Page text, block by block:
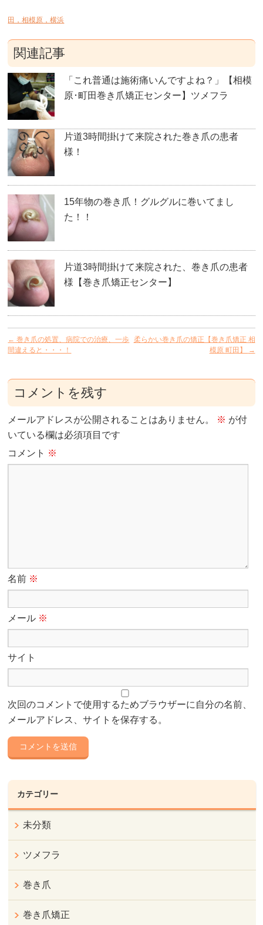
田，相模原，横浜
関連記事
「これ普通は施術痛いんですよね？」【相模
原･町田巻き爪矯正センター】ツメフラ
片道3時間掛けて来院された巻き爪の患者
様！
15年物の巻き爪！グルグルに巻いてまし
た！！
片道3時間掛けて来院された、巻き爪の患者
様【巻き爪矯正センター】
← 巻き爪の処置、病院での治療、一歩
間違えると・・・！
柔らかい巻き爪の矯正【巻き爪矯正 相
模原 町田】
→
コメントを残す
メールアドレスが公開されることはありません。 ※ が付
いている欄は必須項目です
コメント ※
名前 ※
メール ※
サイト
次回のコメントで使用するためブラウザーに自分の名前、
メールアドレス、サイトを保存する。
カテゴリー
未分類
ツメフラ
巻き爪
巻き爪矯正